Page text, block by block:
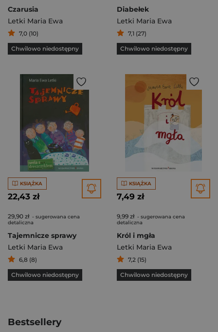
Czarusia
Letki Maria Ewa
7,0 (10)
Chwilowo niedostępny
Diabełek
Letki Maria Ewa
7,1 (27)
Chwilowo niedostępny
KSIĄŻKA
22,43 zł
29,90 zł - sugerowana cena
detaliczna
Tajemnicze sprawy
Letki Maria Ewa
6,8 (8)
Chwilowo niedostępny
KSIĄŻKA
7,49 zł
9,99 zł - sugerowana cena
detaliczna
Król i mgła
Letki Maria Ewa
7,2 (15)
Chwilowo niedostępny
Bestsellery